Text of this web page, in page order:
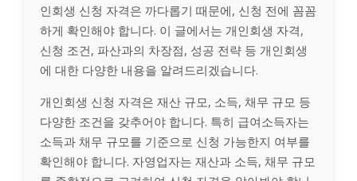
인회생 신청 자격은 까다롭기 때문에, 신청 전에 꼼꼼
하게 확인해야 합니다. 이 글에서는 개인회생 자격,
신청 조건, 파산과의 차장점, 성공 전략 등 개인회생
에 대한 다양한 내용을 알려드리겠습니다.
개인회생 신청 자격은 재산 규모, 소득, 채무 규모 등
다양한 조건을 갖추어야 합니다. 특히 급여소득자는
소득과 채무 규모를 기준으로 신청 가능한지 여부를
확인해야 합니다. 자영업자는 재산과 소득, 채무 규모